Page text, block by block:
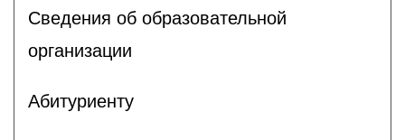
Сведения об образовательной
организации
Абитуриенту